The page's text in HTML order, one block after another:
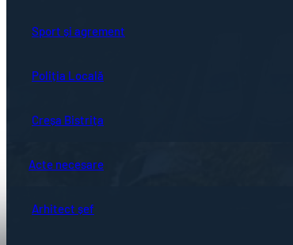
Sport și agrement
Poliția Locală
Creșa Bistrița
Acte necesare
Arhitect șef